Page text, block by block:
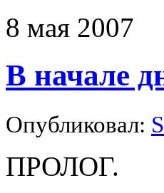
8 мая 2007
В начале
Опубликовал:
ПРОЛОГ.